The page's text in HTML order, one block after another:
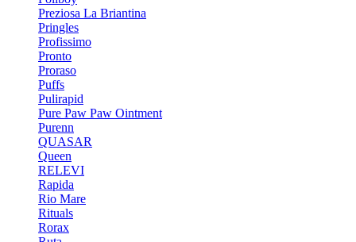
Preziosa La Briantina
Pringles
Profissimo
Pronto
Proraso
Puffs
Pulirapid
Pure Paw Paw Ointment
Purenn
QUASAR
Queen
RELEVI
Rapida
Rio Mare
Rituals
Rorax